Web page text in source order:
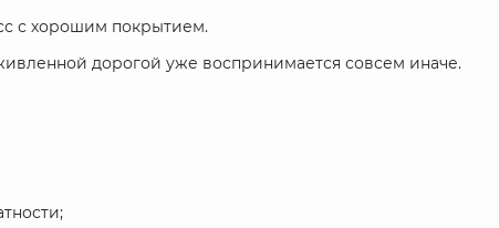
с хорошим покрытием.
дорогой уже воспринимается совсем иначе.